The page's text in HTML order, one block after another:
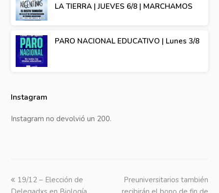
LA TIERRA | JUEVES 6/8 | MARCHAMOS
PARO NACIONAL EDUCATIVO | Lunes 3/8
Instagram
Instagram no devolvió un 200.
previous
19/12 – Elección de
next
Preuniversitarios también